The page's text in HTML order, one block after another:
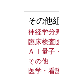
その他
神経学分
臨床検査
ＡＩ量子
その他
医学・看